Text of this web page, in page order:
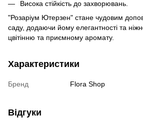
Висока стійкість до захворювань.
"Розаріум Ютерзен" стане чудовим
саду, додаючи йому елегантності та
цвітінню та приємному аромату.
Характеристики
Бренд Flora Shop
Відгуки